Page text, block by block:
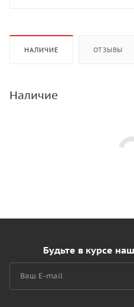
НАЛИЧИЕ ОТЗЫВЫ
Наличие
Будьте в курсе